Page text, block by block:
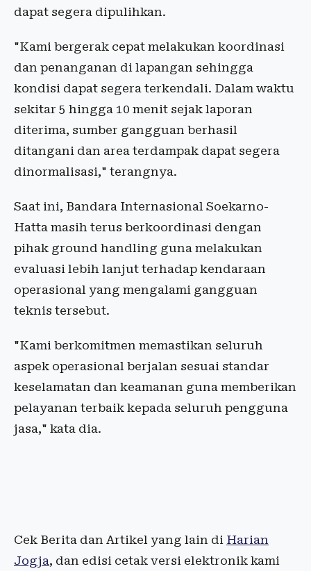
dapat segera dipulihkan.
"Kami bergerak cepat melakukan koordinasi
dan penanganan di lapangan sehingga
kondisi dapat segera terkendali. Dalam waktu
sekitar 5 hingga 10 menit sejak laporan
diterima, sumber gangguan berhasil
ditangani dan area terdampak dapat segera
dinormalisasi," terangnya.
Saat ini, Bandara Internasional Soekarno-
Hatta masih terus berkoordinasi dengan
pihak ground handling guna melakukan
evaluasi lebih lanjut terhadap kendaraan
operasional yang mengalami gangguan
teknis tersebut.
"Kami berkomitmen memastikan seluruh
aspek operasional berjalan sesuai standar
keselamatan dan keamanan guna memberikan
pelayanan terbaik kepada seluruh pengguna
jasa," kata dia.
Cek Berita dan Artikel yang lain di Harian
Jogja, dan edisi cetak versi elektronik kami